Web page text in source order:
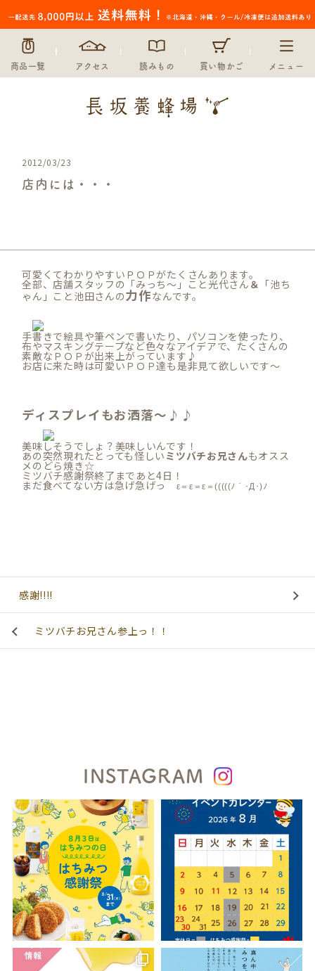
商品一覧 アクセス 読みもの 買い物かご メニュー
2012/03/23
店内には・・・
可愛くてわかりやすいＰＯＰがたくさんあります。
全部、店舗スタッフの「みっち～」こと光代さん＆ 「池ち
ゃん」こと池田さんの力作なんです。
手書きで絵具や筆ペンで書いたり、パソコンを使ったり、
布やマスキングテープなど色々なアイデアで、たくさんの
素敵なＰＯＰが出来上がっています♪
お店に来た時は可愛いＰＯＰ達も是非見て欲しいです～
ディスプレイもお洒落～♪♪
美味しそうでしょ？美味しいんです！
あの突然現れたとっても怪しい ミツバチお兄さんもオスス
メのどら焼き☆
ミツバチ感謝祭終了まであと4日！
まだ食べてない方は急げ急げっ ε＝ε＝ε＝(((((ﾉ｀･Д･)ﾉ
感謝!!!!
ミツバチお兄さん参上っ！！
INSTAGRAM